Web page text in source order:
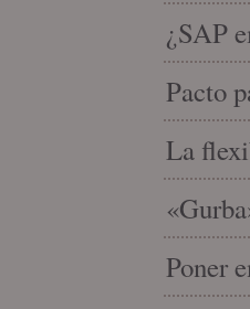
¿SAP
Pacto
La
Poner